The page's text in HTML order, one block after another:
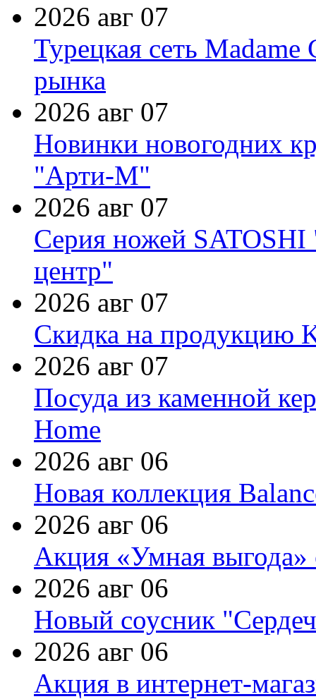
2026 авг 07
Турецкая сеть Madame
рынка
2026 авг 07
Новинки новогодних
"Арти-М"
2026 авг 07
Серия ножей
центр"
2026 авг 07
Скидка на продукцию
2026 авг 07
Посуда из каменной
Home
2026 авг 06
Новая коллекция
2026 авг 06
Акция «Умная выгода»
2026 авг 06
Новый соусник
2026 авг 06
Акция в интернет-